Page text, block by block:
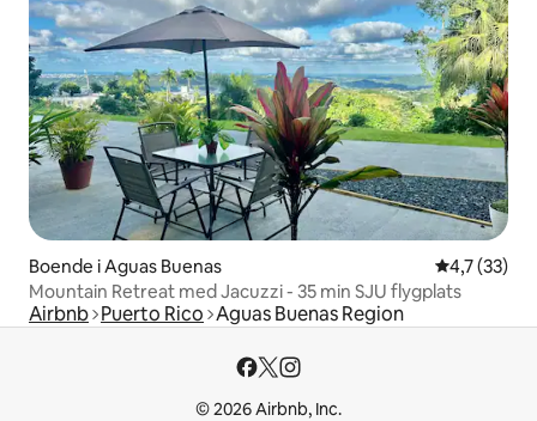
Boende i Aguas Buenas 4,7 av 5 i
4,7 (33)
Mountain Retreat med Jacuzzi - 35 min SJU flygplats
Airbnb Puerto Rico Aguas Buenas Region
© 2026 Airbnb, Inc.